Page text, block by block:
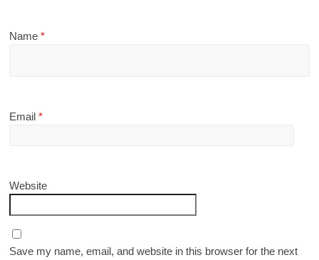
Name*
Email*
Website
Save my name, email, and website in this browser for the next